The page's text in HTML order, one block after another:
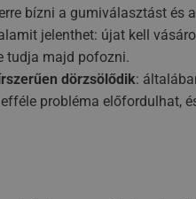
bízni a gumiválasztást és
jelenthet: újat kell
tudja majd pofozni.
dörzsölődik:
probléma előfordulhat,